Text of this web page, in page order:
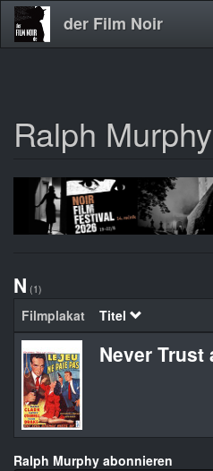
Direkt
zum
der Film Noir
Ralph Murphy
N (1)
Filmplakat Titel
Never Trust
Ralph Murphy abonnieren